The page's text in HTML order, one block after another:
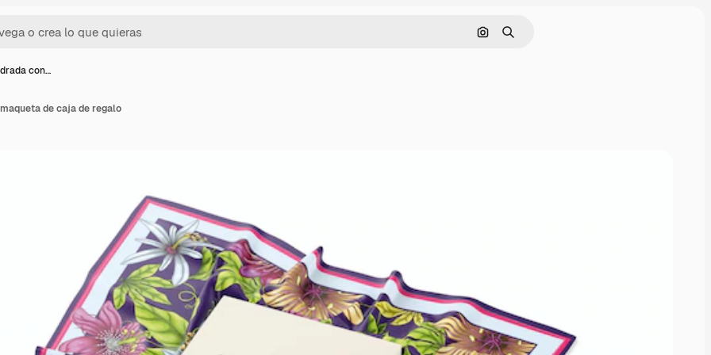
Buscar por imagen
Buscar
con…
de caja de regalo